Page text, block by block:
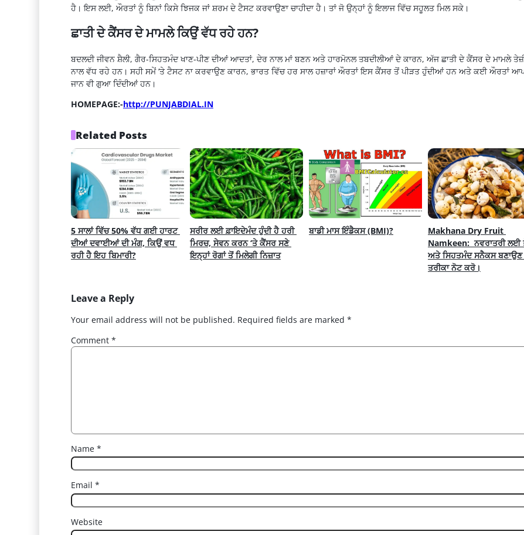
ਹੈ। ਇਸ ਲਈ, ਔਰਤਾਂ ਨੂੰ ਬਿਨਾਂ ਕਿਸੇ ਝਿਜਕ ਜਾਂ ਸ਼ਰਮ ਦੇ ਟੈਸਟ ਕਰਵਾਉਣਾ ਚਾਹੀਦਾ ਹੈ। ਤਾਂ ਜੋ ਉਨ੍ਹਾਂ ਨੂੰ ਇਲਾਜ ਵਿੱਚ ਸਹੂਲਤ ਮਿਲ ਸਕੇ।
ਛਾਤੀ ਦੇ ਕੈਂਸਰ ਦੇ ਮਾਮਲੇ ਕਿਉਂ ਵੱਧ ਰਹੇ ਹਨ?
ਬਦਲਦੀ ਜੀਵਨ ਸ਼ੈਲੀ, ਗੈਰ-ਸਿਹਤਮੰਦ ਖਾਣ-ਪੀਣ ਦੀਆਂ ਆਦਤਾਂ, ਦੇਰ ਨਾਲ ਮਾਂ ਬਣਨ ਅਤੇ ਹਾਰਮੋਨਲ ਤਬਦੀਲੀਆਂ ਦੇ ਕਾਰਨ, ਅੱਜ ਛਾਤੀ ਦੇ ਕੈਂਸਰ ਦੇ ਮਾਮਲੇ
ਨਾਲ ਵੱਧ ਰਹੇ ਹਨ। ਸਹੀ ਸਮੇਂ ‘ਤੇ ਟੈਸਟ ਨਾ ਕਰਵਾਉਣ ਕਾਰਨ, ਭਾਰਤ ਵਿੱਚ ਹਰ ਸਾਲ ਹਜ਼ਾਰਾਂ ਔਰਤਾਂ ਇਸ ਕੈਂਸਰ ਤੋਂ ਪੀੜਤ ਹੁੰਦੀਆਂ ਹਨ ਅਤੇ ਕਈ ਔਰਤਾਂ
ਜਾਨ ਵੀ ਗੁਆ ਦਿੰਦੀਆਂ ਹਨ।
HOMEPAGE:-http://PUNJABDIAL.IN
Related Posts
5 ਸਾਲਾਂ ਵਿੱਚ 50% ਵੱਧ ਗਈ ਹਾਰਟ
ਦੀਆਂ ਦਵਾਈਆਂ ਦੀ ਮੰਗ, ਕਿਉਂ ਵਧ
ਰਹੀ ਹੈ ਇਹ ਬਿਮਾਰੀ?
ਸਰੀਰ ਲਈ ਫ਼ਾਇਦੇਮੰਦ ਹੁੰਦੀ ਹੈ ਹਰੀ
ਮਿਰਚ, ਸੇਵਨ ਕਰਨ ‘ਤੇ ਕੈਂਸਰ ਸਣੇ
ਇਨ੍ਹਾਂ ਰੋਗਾਂ ਤੋਂ ਮਿਲੇਗੀ ਨਿਜ਼ਾਤ
ਬਾਡੀ ਮਾਸ ਇੰਡੈਕਸ (BMI)?
Makhana Dry Fruit
Namkeen:  ਨਵਰਾਤਰੀ ਲਈ
ਅਤੇ ਸਿਹਤਮੰਦ ਸਨੈਕਸ ਬਣਾਉਣ
ਤਰੀਕਾ ਨੋਟ ਕਰੋ।
Leave a Reply
Your email address will not be published. Required fields are marked *
Comment *
Name *
Email *
Website